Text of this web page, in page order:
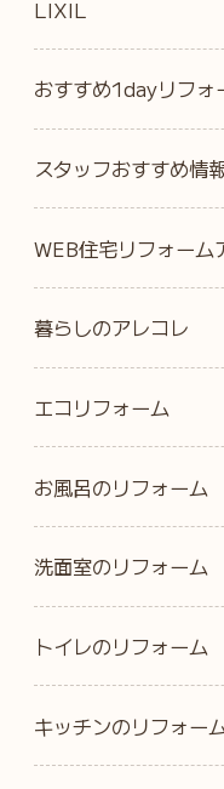
LIXIL
おすすめ1dayリフォ
スタッフおすすめ情
WEB住宅リフォー
暮らしのアレコレ
エコリフォーム
お風呂のリフォーム
洗面室のリフォーム
トイレのリフォーム
キッチンのリフォー